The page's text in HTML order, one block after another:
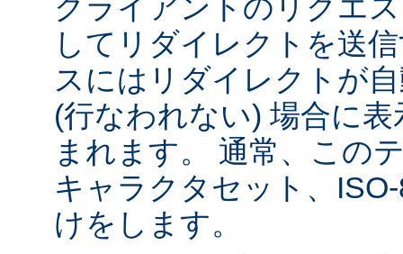
クライアントのリクエ
してリダイレクトを送
スにはリダイレクトが
(行なわれない) 場合に
まれます。 通常、この
キャラクタセット、
けをします。